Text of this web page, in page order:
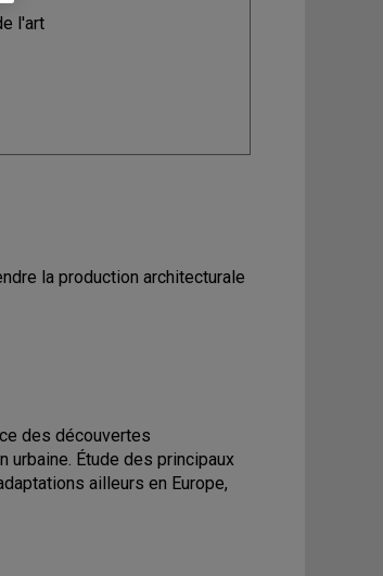
l'art
la production architecturale
des découvertes
urbaine. Étude des principaux
ailleurs en Europe,